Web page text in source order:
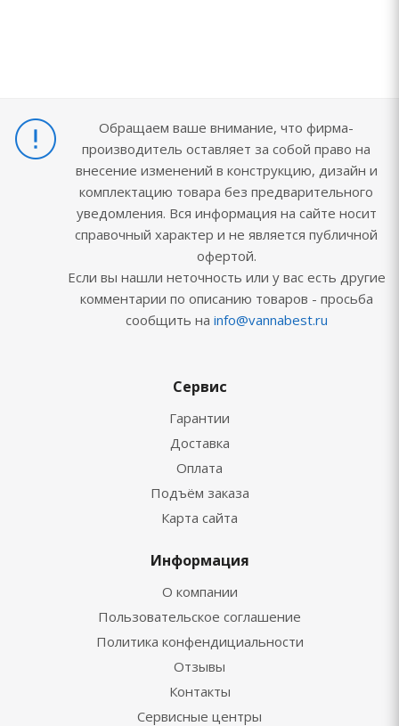
Обращаем ваше внимание, что фирма-
производитель оставляет за собой право на
внесение изменений в конструкцию, дизайн и
комплектацию товара без предварительного
уведомления. Вся информация на сайте носит
справочный характер и не является публичной
офертой.
Если вы нашли неточность или у вас есть другие
комментарии по описанию товаров - просьба
сообщить на info@vannabest.ru
Сервис
Гарантии
Доставка
Оплата
Подъём заказа
Карта сайта
Информация
О компании
Пользовательское соглашение
Политика конфендициальности
Отзывы
Контакты
Сервисные центры